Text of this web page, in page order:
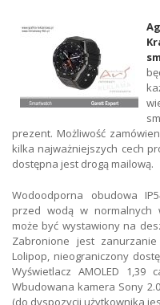
prezent. Możliwość
kilka najważniejszych cech
dostępna jest drogą mailową.
Wodoodporna obudowa
przed wodą w normalnych
może być wystawiony na
Zabronione jest
Lolipop, nieograniczony
Wyświetlacz AMOLED 1,39
Wbudowana kamera Sony
(do dyspozycji użytkownika